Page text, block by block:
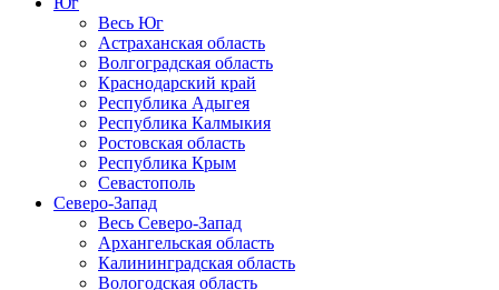
Весь Юг
Астраханская область
Волгоградская область
Краснодарский край
Республика Адыгея
Республика Калмыкия
Ростовская область
Республика Крым
Севастополь
Северо-Запад
Весь Северо-Запад
Архангельская область
Калининградская область
Вологодская область